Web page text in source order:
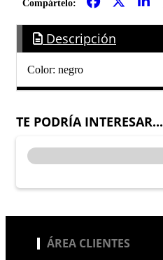
Compártelo:
Descripción
Color: negro
TE PODRÍA INTERESAR...
ÁREA CLIENTES